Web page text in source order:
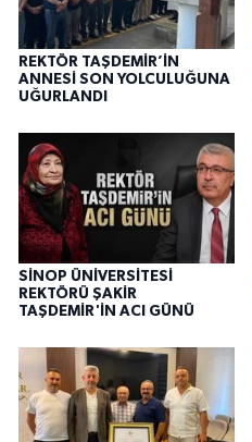
REKTÖR TAŞDEMİR’İN
ANNESİ SON YOLCULUĞUNA
UĞURLANDI
SİNOP ÜNİVERSİTESİ
REKTÖRÜ ŞAKİR
TAŞDEMİR'İN ACI GÜNÜ